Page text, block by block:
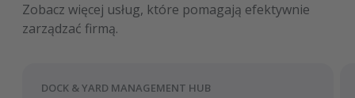
Zobacz więcej usług, które pomagają efektywnie
zarządzać firmą.
DOCK & YARD MANAGEMENT HUB